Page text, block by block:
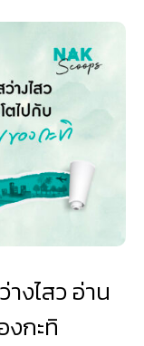
งไสว อ่าน
งกะทิ